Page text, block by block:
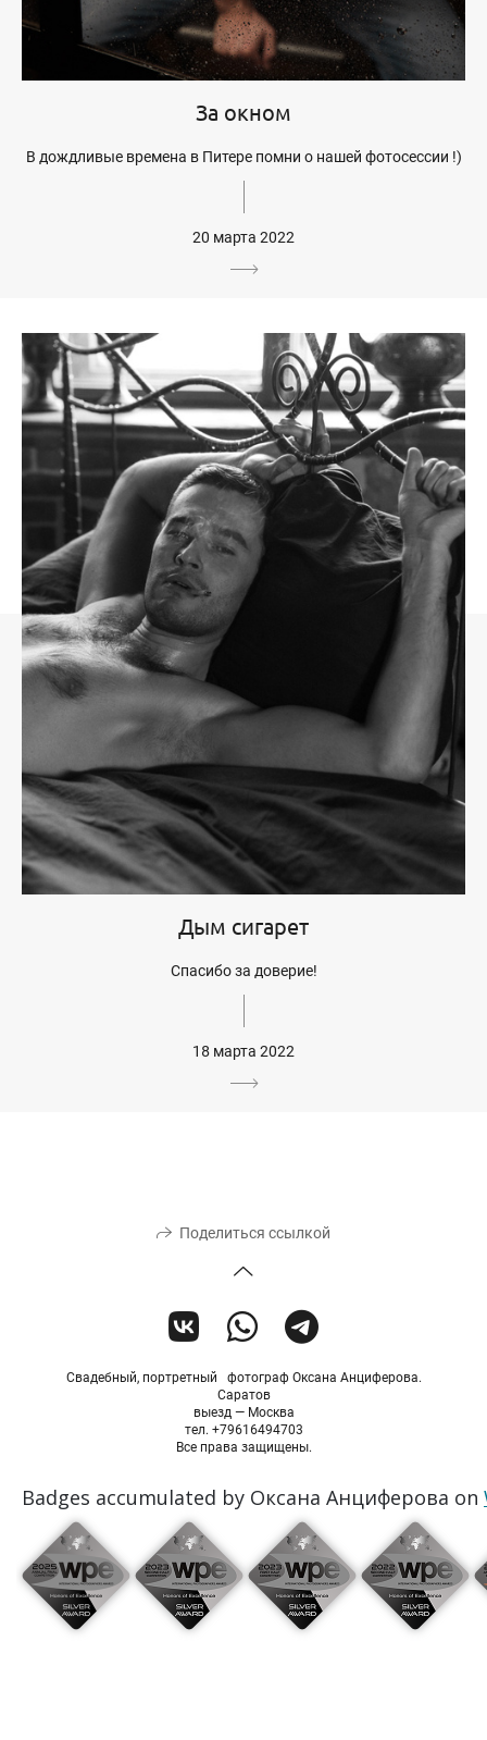
За окном
В дождливые времена в Питере помни о нашей фотосессии !)
20 марта 2022
Дым сигарет
Спасибо за доверие!
18 марта 2022
Поделиться ссылкой
Свадебный, портретный фотограф Оксана Анциферова.
Саратов
выезд — Москва
тел. +79616494703
Все права защищены.